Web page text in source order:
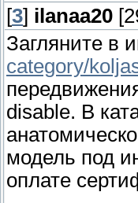
[3] ilanaa20
Загляните в
category/
disable. В
модель под
оплате